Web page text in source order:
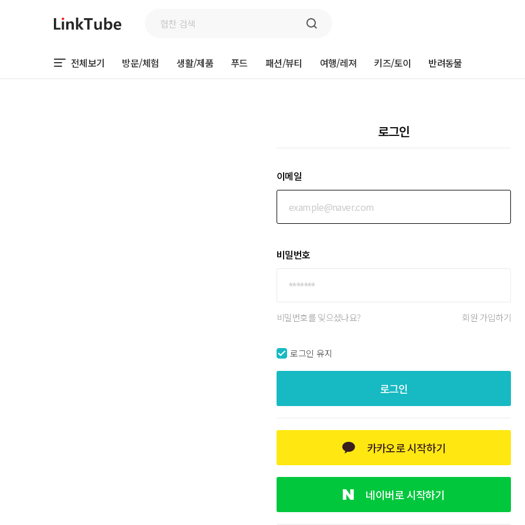
전체보기 방문/체험 생활/제품 푸드 패션/뷰티 여행/레져 키즈/토이 반려동물
로그인
이메일
비밀번호
비밀번호를 잊으셨나요? 회원 가입하기
로그인 유지
로그인
카카오로 시작하기
네이버로 시작하기